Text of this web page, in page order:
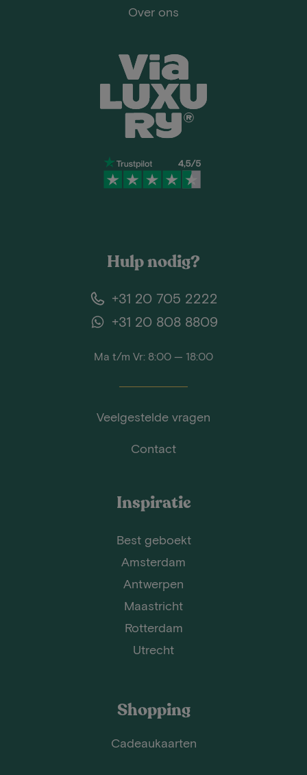
Over ons
Hulp nodig?
+31 20 705 2222
+31 20 808 8809
Ma t/m Vr: 8:00 — 18:00
Veelgestelde vragen
Contact
Inspiratie
Best geboekt
Amsterdam
Antwerpen
Maastricht
Rotterdam
Utrecht
Shopping
Cadeaukaarten